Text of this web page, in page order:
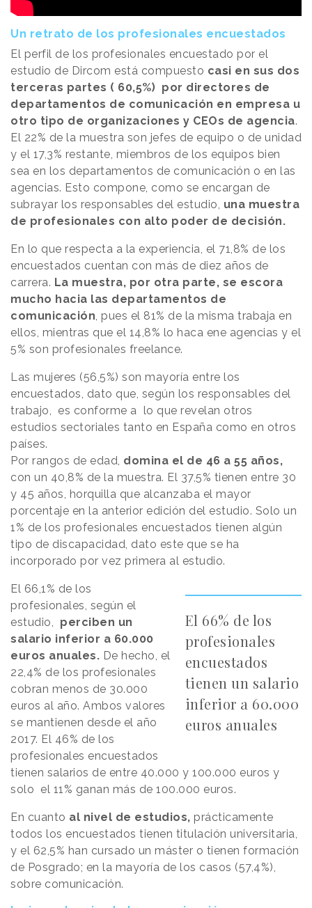
Un retrato de los profesionales encuestados
El perfil de los profesionales encuestado por el
estudio de Dircom está compuesto casi en sus dos
terceras partes ( 60,5%) por directores de
departamentos de comunicación en empresa u
otro tipo de organizaciones y CEOs de agencia.
El 22% de la muestra son jefes de equipo o de unidad
y el 17,3% restante, miembros de los equipos bien
sea en los departamentos de comunicación o en las
agencias. Esto compone, como se encargan de
subrayar los responsables del estudio, una muestra
de profesionales con alto poder de decisión.
En lo que respecta a la experiencia, el 71,8% de los
encuestados cuentan con más de diez años de
carrera. La muestra, por otra parte, se escora
mucho hacia las departamentos de
comunicación, pues el 81% de la misma trabaja en
ellos, mientras que el 14,8% lo haca ene agencias y el
5% son profesionales freelance.
Las mujeres (56,5%) son mayoría entre los
encuestados, dato que, según los responsables del
trabajo, es conforme a lo que revelan otros
estudios sectoriales tanto en España como en otros
países.
Por rangos de edad, domina el de 46 a 55 años,
con un 40,8% de la muestra. El 37,5% tienen entre 30
y 45 años, horquilla que alcanzaba el mayor
porcentaje en la anterior edición del estudio. Solo un
1% de los profesionales encuestados tienen algún
tipo de discapacidad, dato este que se ha
incorporado por vez primera al estudio.
El 66% de los
profesionales
encuestados
tienen un salario
inferior a 60.000
euros anuales
El 66,1% de los
profesionales, según el
estudio, perciben un
salario inferior a 60.000
euros anuales. De hecho, el
22,4% de los profesionales
cobran menos de 30.000
euros al año. Ambos valores
se mantienen desde el año
2017. El 46% de los
profesionales encuestados
tienen salarios de entre 40.000 y 100.000 euros y
solo el 11% ganan más de 100.000 euros.
En cuanto al nivel de estudios, prácticamente
todos los encuestados tienen titulación universitaria,
y el 62,5% han cursado un máster o tienen formación
de Posgrado; en la mayoría de los casos (57,4%),
sobre comunicación.